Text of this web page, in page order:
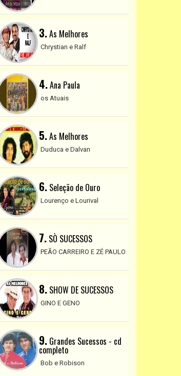
3.As Melhores
Chrystian e Ralf
4.Ana Paula
os Atuais
5.As Melhores
Duduca e Dalvan
6.Seleção de Ouro
Lourenço e Lourival
7.SÒ SUCESSOS
PEÃO CARREIRO E ZÉ PAULO
8.SHOW DE SUCESSOS
GINO E GENO
9.Grandes Sucessos - cd
completo
Bob e Robison